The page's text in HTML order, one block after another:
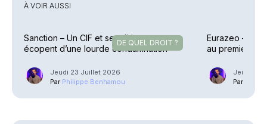
À VOIR AUSSI
DE QUEL DROIT ?
Sanction – Un CIF et ses dirigeants
écopent d’une lourde condamnation
Jeudi 23 Juillet 2026
Par Philippe Benhamou
Eurazeo –
au premier
Jeudi 23
Par